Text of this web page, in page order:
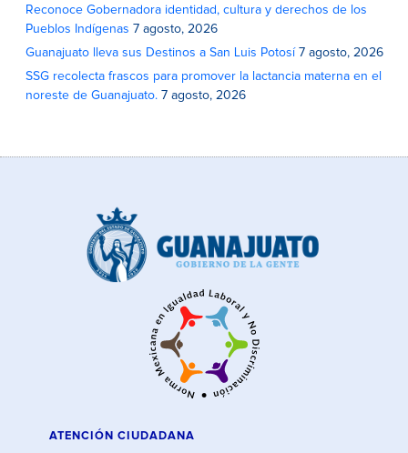
Reconoce Gobernadora identidad, cultura y derechos de los
Pueblos Indígenas 7 agosto, 2026
Guanajuato lleva sus Destinos a San Luis Potosí 7 agosto, 2026
SSG recolecta frascos para promover la lactancia materna en el
noreste de Guanajuato. 7 agosto, 2026
ATENCIÓN CIUDADANA